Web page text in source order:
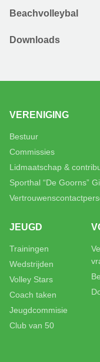
Beachvolleybal
Downloads
VERENIGING
Bestuur
Commissies
Lidmaatschap &
Sporthal “De Goorns”
JEUGD
Trainingen
Wedstrijden
Volley Stars
Coach taken
Jeugdcommisie
Club van 50